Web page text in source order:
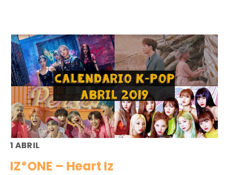
1 ABRIL
IZ*ONE – Heart Iz